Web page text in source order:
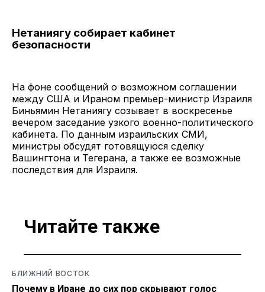
Нетаниягу собирает кабинет
безопасности
На фоне сообщений о возможном соглашении
между США и Ираном премьер-министр Израиля
Биньямин Нетаниягу созывает в воскресенье
вечером заседание узкого военно-политического
кабинета. По данным израильских СМИ,
министры обсудят готовящуюся сделку
Вашингтона и Тегерана, а также ее возможные
последствия для Израиля.
Читайте также
БЛИЖНИЙ ВОСТОК
Почему в Иране до сих пор скрывают голос